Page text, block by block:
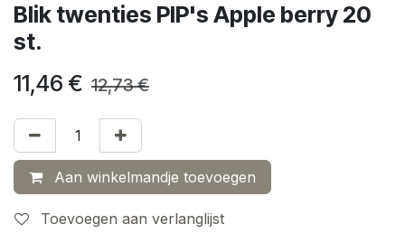
Blik twenties PIP's Apple berry 20
st.
11,46 € 12,73€
Aan winkelmandje toevoegen
Toevoegen aan verlanglijst